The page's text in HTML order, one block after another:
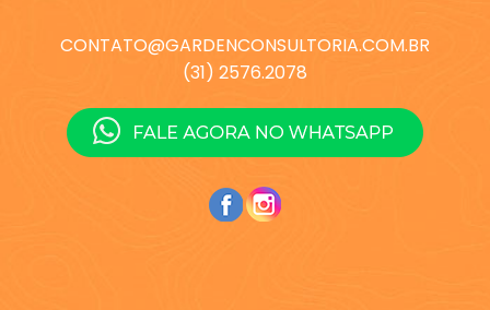
CONTATO@GARDENCONSULTORIA.COM.BR
(31) 2576.2078